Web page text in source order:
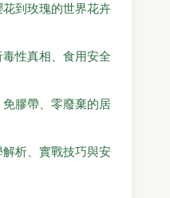
到玫瑰的世界花卉
性真相、食用安全
膠帶、零廢棄的居
析、實戰技巧與安